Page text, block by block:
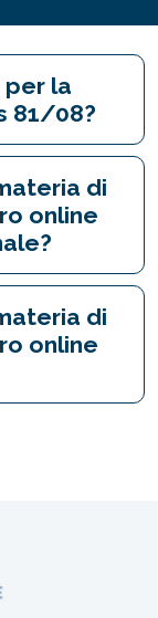
per la
81/08?
di
online
di
online